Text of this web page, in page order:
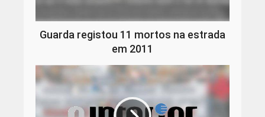
Guarda registou 11 mortos na estrada
em 2011